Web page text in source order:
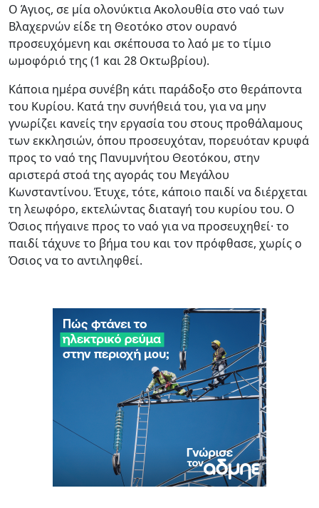
Ο Άγιος, σε μία ολονύκτια Ακολουθία στο ναό των
Βλαχερνών είδε τη Θεοτόκο στον ουρανό
προσευχόμενη και σκέπουσα το λαό με το τίμιο
ωμοφόριό της (1 και 28 Οκτωβρίου).
Κάποια ημέρα συνέβη κάτι παράδοξο στο θεράποντα
του Κυρίου. Κατά την συνήθειά του, για να μην
γνωρίζει κανείς την εργασία του στους προθάλαμους
των εκκλησιών, όπου προσευχόταν, πορευόταν κρυφά
προς το ναό της Πανυμνήτου Θεοτόκου, στην
αριστερά στοά της αγοράς του Μεγάλου
Κωνσταντίνου. Έτυχε, τότε, κάποιο παιδί να διέρχεται
τη λεωφόρο, εκτελώντας διαταγή του κυρίου του. Ο
Όσιος πήγαινε προς το ναό για να προσευχηθεί· το
παιδί τάχυνε το βήμα του και τον πρόφθασε, χωρίς ο
Όσιος να το αντιληφθεί.